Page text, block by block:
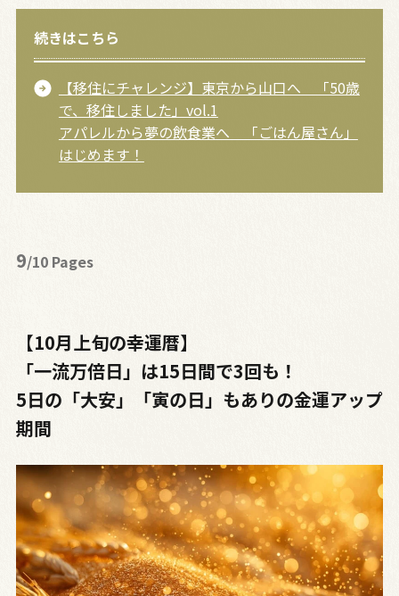
続きはこちら
【移住にチャレンジ】東京から山口へ 「50歳
で、移住しました」vol.1
アパレルから夢の飲食業へ 「ごはん屋さん」
はじめます！
9/10 Pages
【10月上旬の幸運暦】
「一流万倍日」は15日間で3回も！
5日の「大安」「寅の日」もありの金運アップ
期間